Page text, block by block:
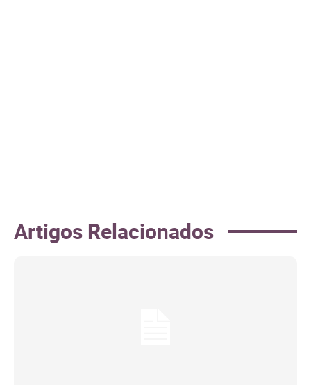
Artigos Relacionados